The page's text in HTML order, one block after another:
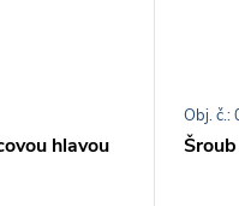
hlavou
Obj. č.: